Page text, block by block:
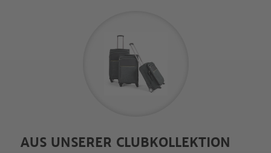
AUS UNSERER CLUBKOLLEKTION